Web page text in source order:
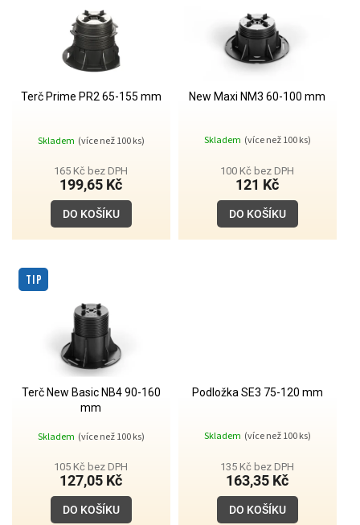
Terč Prime PR2 65-155 mm
Skladem (více než 100 ks)
165 Kč bez DPH
199,65 Kč
DO KOŠÍKU
New Maxi NM3 60-100 mm
hodnocení
je
5,0
5
hvězdiček.
Skladem (více než 100 ks)
100 Kč bez DPH
121 Kč
DO KOŠÍKU
TIP
Terč New Basic NB4 90-160
mm
Skladem (více než 100 ks)
105 Kč bez DPH
127,05 Kč
DO KOŠÍKU
Podložka SE3 75-120 mm
hodnocení
je
5,0
5
hvězdiček.
Skladem (více než 100 ks)
135 Kč bez DPH
163,35 Kč
DO KOŠÍKU